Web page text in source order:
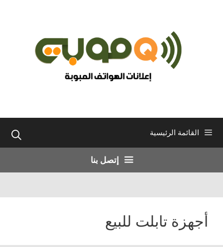
القائمة الرئيسية
إتصل بنا
أجهزة تابلت للبيع